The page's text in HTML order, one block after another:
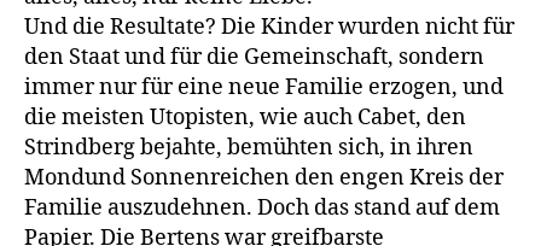
Und die Resultate? Die Kinder wurden nicht für
den Staat und für die Gemeinschaft, sondern
immer nur für eine neue Familie erzogen, und
die meisten Utopisten, wie auch Cabet, den
Strindberg bejahte, bemühten sich, in ihren
Mondund Sonnenreichen den engen Kreis der
Familie auszudehnen. Doch das stand auf dem
Papier. Die Bertens war greifbarste